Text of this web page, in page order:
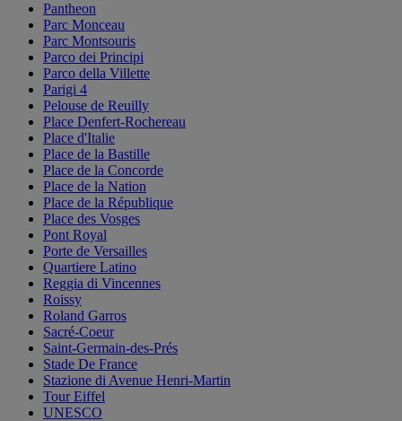
Pantheon
Parc Monceau
Parc Montsouris
Parco dei Principi
Parco della Villette
Parigi 4
Pelouse de Reuilly
Place Denfert-Rochereau
Place d'Italie
Place de la Bastille
Place de la Concorde
Place de la Nation
Place de la République
Place des Vosges
Pont Royal
Porte de Versailles
Quartiere Latino
Reggia di Vincennes
Roissy
Roland Garros
Sacré-Coeur
Saint-Germain-des-Prés
Stade De France
Stazione di Avenue Henri-Martin
Tour Eiffel
UNESCO